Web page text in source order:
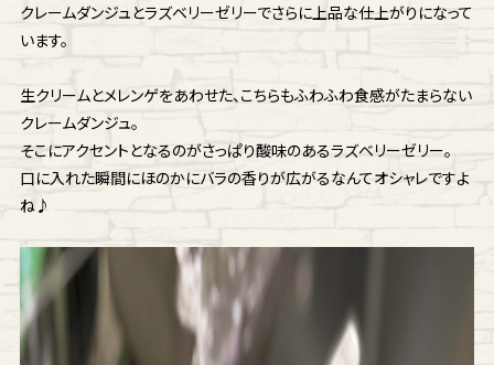
クレームダンジュとラズベリーゼリーでさらに上品な仕上がりになって
います。
生クリームとメレンゲをあわせた、こちらもふわふわ食感がたまらない
クレームダンジュ。
そこにアクセントとなるのがさっぱり酸味のあるラズベリーゼリー。
口に入れた瞬間にほのかにバラの香りが広がるなんてオシャレですよ
ね♪